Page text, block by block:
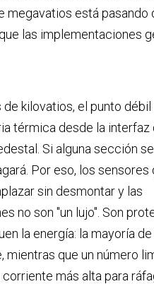
megavatios está pasando
las implementaciones
kilovatios, el punto débil
térmica desde la interfaz
Si alguna sección se
Por eso, los sensores
sin desmontar y las
no son "un lujo". Son
la energía: la mayoría de
mientras que un número
más alta para